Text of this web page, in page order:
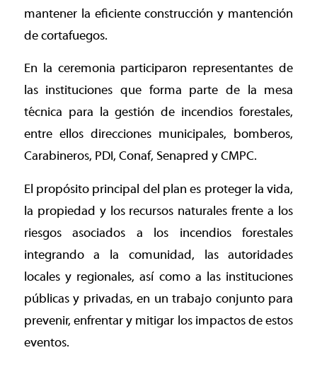
mantener la eficiente construcción y mantención
de cortafuegos.
En la ceremonia participaron representantes de
las instituciones que forma parte de la mesa
técnica para la gestión de incendios forestales,
entre ellos direcciones municipales, bomberos,
Carabineros, PDI, Conaf, Senapred y CMPC.
El propósito principal del plan es proteger la vida,
la propiedad y los recursos naturales frente a los
riesgos asociados a los incendios forestales
integrando a la comunidad, las autoridades
locales y regionales, así como a las instituciones
públicas y privadas, en un trabajo conjunto para
prevenir, enfrentar y mitigar los impactos de estos
eventos.